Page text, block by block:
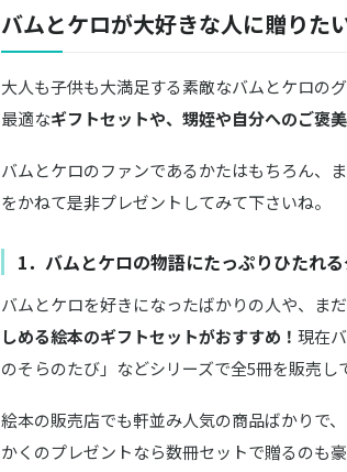
バムとケロが大好きな人に贈りた
大人も子供も大満足する素敵なバムとケロの
最適なギフトセットや、甥姪や自分へのご褒
バムとケロのファンであるかたはもちろん、
をかねて是非プレゼントしてみて下さいね。
1．バムとケロの物語にたっぷりひたれる
バムとケロを好きになったばかりの人や、ま
しめる絵本のギフトセットがおすすめ！ 現在
のそらのたび」などシリーズで全5冊を販売し
絵本の販売店でも軒並み人気の商品ばかりで
かくのプレゼントなら数冊セットで贈るのも